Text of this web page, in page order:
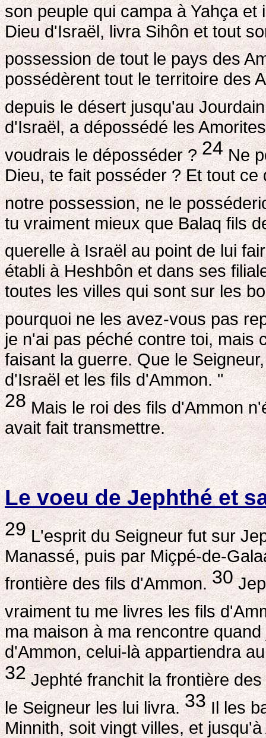
son peuple qui campa à Yahça
Dieu d'Israël, livra Sihôn et tout
possession de tout le pays des
possédèrent tout le territoire des
depuis le désert jusqu'au
d'Israël, a dépossédé les
voudrais le déposséder ?24Ne
Dieu, te fait posséder ? Et tout
notre possession, ne le
tu vraiment mieux que Balaq fils
querelle à Israël au point de lui
établi à Heshbôn et dans ses
toutes les villes qui sont sur les
pourquoi ne les avez-vous pas
je n'ai pas péché contre toi, mais
faisant la guerre. Que le
d'Israël et les fils d'Ammon. "
28Mais le roi des fils d'Ammon
avait fait transmettre.
Le voeu de Jephthé et
29L'esprit du Seigneur fut sur
Manassé, puis par Miçpé-de-
frontière des fils d'Ammon.30
vraiment tu me livres les fils
ma maison à ma rencontre
d'Ammon, celui-là appartiendra
32Jephté franchit la frontière
le Seigneur les lui livra.33Il les
Minnith, soit vingt villes, et